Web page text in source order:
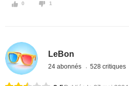
0 1
LeBon
24 abonnés 528 critiques